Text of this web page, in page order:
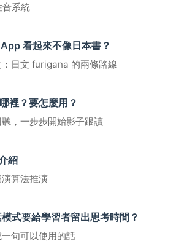
音系統
看起來不像日本書？
日文 furigana 的兩條路線
裡？要怎麼用？
，一步步開始影子跟讀
紹
算法推演
式要給學習者留出思考時間？
句可以使用的話